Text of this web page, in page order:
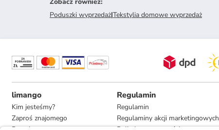
Poduszki wyprzedaż|Tekstylia domowe wyprzedaż
limango
Kim jesteśmy?
Zaproś znajomego
Regulamin
Regulamin
Regulaminy akcji marketingowych